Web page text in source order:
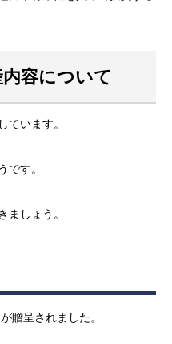
容について
ています。
です。
ましょう。
贈呈されました。